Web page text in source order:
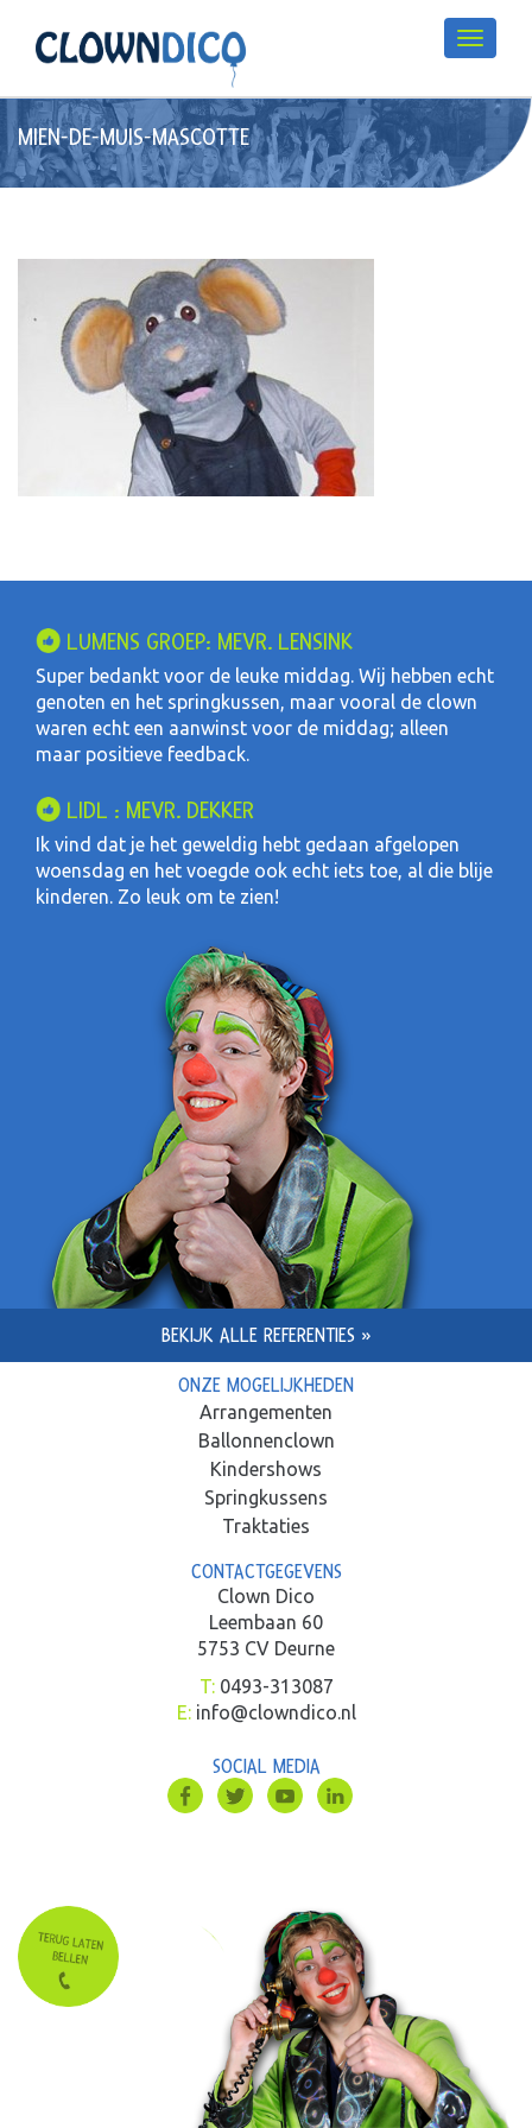
MIEN-DE-MUIS-MASCOTTE
LUMENS GROEP: MEVR. LENSINK
Super bedankt voor de leuke middag. Wij hebben echt
genoten en het springkussen, maar vooral de clown
waren echt een aanwinst voor de middag; alleen
maar positieve feedback.
LIDL : MEVR. DEKKER
Ik vind dat je het geweldig hebt gedaan afgelopen
woensdag en het voegde ook echt iets toe, al die blije
kinderen. Zo leuk om te zien!
BEKIJK ALLE REFERENTIES »
ONZE MOGELIJKHEDEN
Arrangementen
Ballonnenclown
Kindershows
Springkussens
Traktaties
CONTACTGEGEVENS
Clown Dico
Leembaan 60
5753 CV Deurne
T:0493-313087
E: info@clowndico.nl
SOCIAL MEDIA